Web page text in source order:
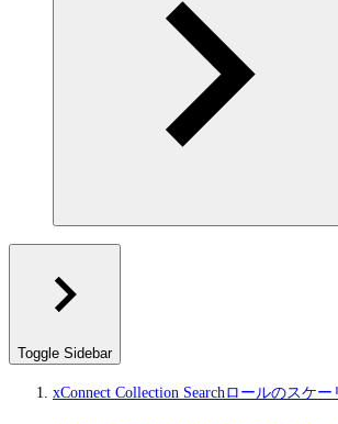
Toggle Sidebar
xConnect Collection Searchロールのスケ